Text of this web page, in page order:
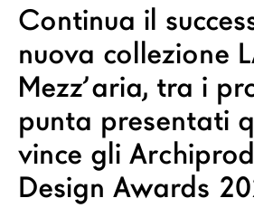
Nuovi Prodotti MDW26
Promozioni
Il Brand
Architetti
LAGO Homes
News
Continua il
nuova collezione
Mezz’aria, tra i
punta presentati
vince gli
Design Awards